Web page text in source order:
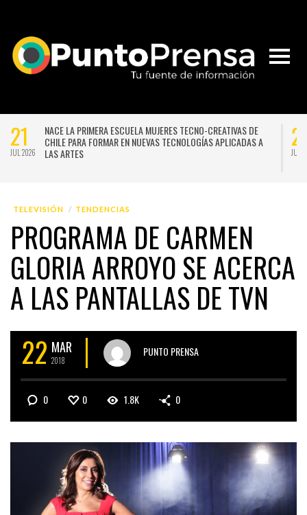
21
JUL 2026
NACE LA PRIMERA ESCUELA MUJERES TECNO-CREATIVAS DE
CHILE PARA FORMAR EN NUEVAS TECNOLOGÍAS APLICADAS A
LAS ARTES
JUL
EN EL TEATRO MUNICIPAL
TELEVISIÓN TENDENCIAS
PROGRAMA DE CARMEN
GLORIA ARROYO SE ACERCA
A LAS PANTALLAS DE TVN
22 MAR
2018
PUNTO PRENSA
0 0 1.8K 0